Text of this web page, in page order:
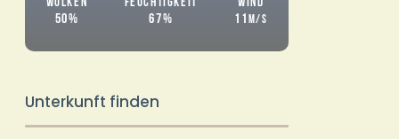
50% 67% 11 M/S
Unterkunft finden